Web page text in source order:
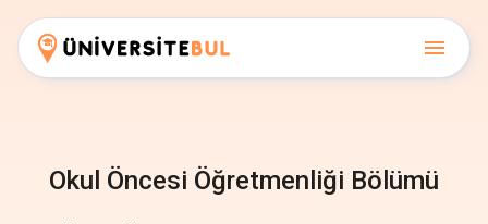
Okul Öncesi Öğretmenliği Bölümü